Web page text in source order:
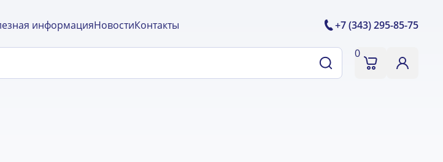
информацияНовостиКонтакты +7 (343) 295-85-75
0